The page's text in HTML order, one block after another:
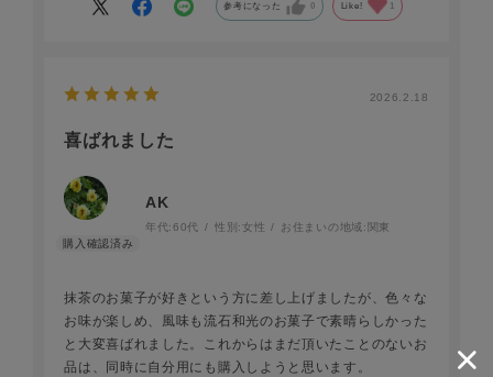
参考になった 0 Like!
2026.2.18
喜ばれました
AK
年代:60代 性別:女性 お住まいの地域: 関東
抹茶のお菓子が好きという方に差し上げましたが、色々な
お味が楽しめ、風味も流石和光のお菓子で素晴らしかった
と大変喜ばれました。これからはまだ頂いたことのないお
品は、同時に自分用にも購入しようと思います。